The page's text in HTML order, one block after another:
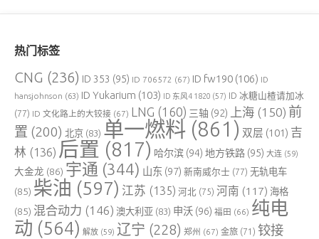
热门标签
CNG (236) ID 353 (95) ID 706572 (67) ID fw190 (106) ID
hansjohnson (63) ID Yukarium (103) ID 东风4 1820 (57) ID 冰糖山楂请加冰
(77) ID 文化路上的大铰接 (67) LNG (160) 三轴 (92) 上海 (150) 前
置 (200) 北京 (83) 单一燃料 (861) 双层 (101) 吉
林 (136) 后置 (817) 哈尔滨 (94) 地方铁路 (95) 大连 (59)
大金龙 (86) 宇通 (344) 山东 (97) 新南威尔士 (77) 无轨电车
(85) 柴油 (597) 江苏 (135) 河北 (75) 河南 (117) 海格
(85) 混合动力 (146) 澳大利亚 (83) 申沃 (96) 福田 (66) 纯电
动 (564) 解放 (59) 辽宁 (228) 郑州 (67) 金旅 (71) 铰接